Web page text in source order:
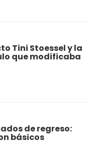
Tini Stoessel y la
que modificaba
de regreso:
básicos